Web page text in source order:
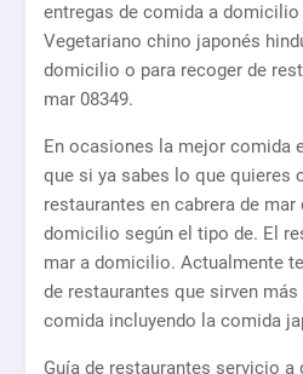
entregas de comida a domicilio
Vegetariano chino japonés
domicilio o para recoger de
mar 08349.
En ocasiones la mejor comida
que si ya sabes lo que quieres
restaurantes en cabrera de mar
domicilio según el tipo de. El
mar a domicilio. Actualmente
de restaurantes que sirven
comida incluyendo la comida
Guía de restaurantes servicio